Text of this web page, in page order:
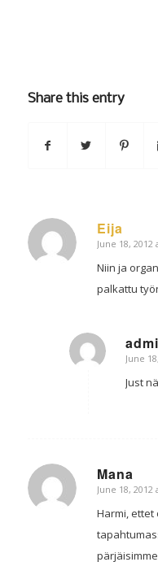
Share this entry
Eija
says:
June 18, 2012
Niin ja
palkattu
says:
June
Just
Mana
says:
June 18, 2012
Harmi,